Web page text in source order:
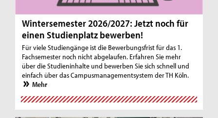
Wintersemester 2026/2027: Jetzt noch für
einen Studienplatz bewerben!
Für viele Studiengänge ist die Bewerbungsfrist für das 1.
Fachsemester noch nicht abgelaufen. Erfahren Sie mehr
über die Studieninhalte und bewerben Sie sich schnell und
einfach über das Campusmanagementsystem der TH Köln.
Mehr